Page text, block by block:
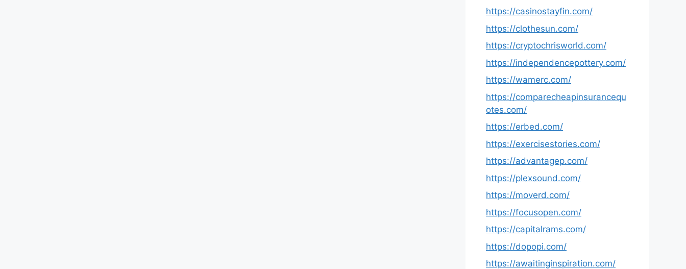
https://casinostayfin.com/
https://clothesun.com/
https://cryptochrisworld.com/
https://independencepottery.com/
https://wamerc.com/
https://comparecheapinsurancequ
otes.com/
https://erbed.com/
https://exercisestories.com/
https://advantagep.com/
https://plexsound.com/
https://moverd.com/
https://focusopen.com/
https://capitalrams.com/
https://dopopi.com/
https://awaitinginspiration.com/